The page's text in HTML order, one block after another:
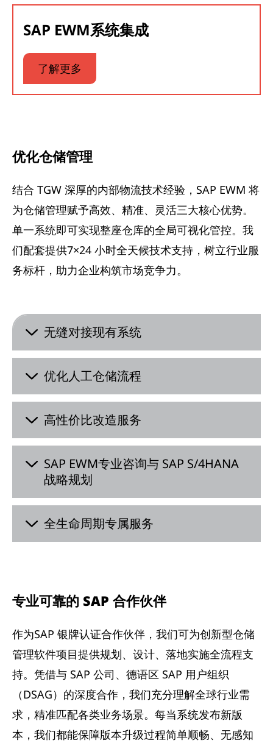
SAP EWM系统集成
了解更多
优化仓储管理
结合 TGW 深厚的内部物流技术经验，SAP EWM 将
为仓储管理赋予高效、精准、灵活三大核心优势。
单一系统即可实现整座仓库的全局可视化管控。我
们配套提供7×24 小时全天候技术支持，树立行业服
务标杆，助力企业构筑市场竞争力。
无缝对接现有系统
优化人工仓储流程
高性价比改造服务
SAP EWM专业咨询与 SAP S/4HANA
战略规划
全生命周期专属服务
专业可靠的 SAP 合作伙伴
作为SAP 银牌认证合作伙伴，我们可为创新型仓储
管理软件项目提供规划、设计、落地实施全流程支
持。凭借与 SAP 公司、德语区 SAP 用户组织
（DSAG）的深度合作，我们充分理解全球行业需
求，精准匹配各类业务场景。每当系统发布新版
本，我们都能保障版本升级过程简单顺畅、无感知